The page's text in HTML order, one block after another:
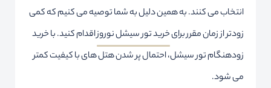
انتخاب می کنند. به همین دلیل به شما توصیه می کنیم که کمی
زودتر از زمان مقرر برایخرید تور سیشل نوروزاقدام کنید. با خرید
زودهنگام تور سیشل، احتمال پر شدن هتل های با کیفیت کمتر
می شود.